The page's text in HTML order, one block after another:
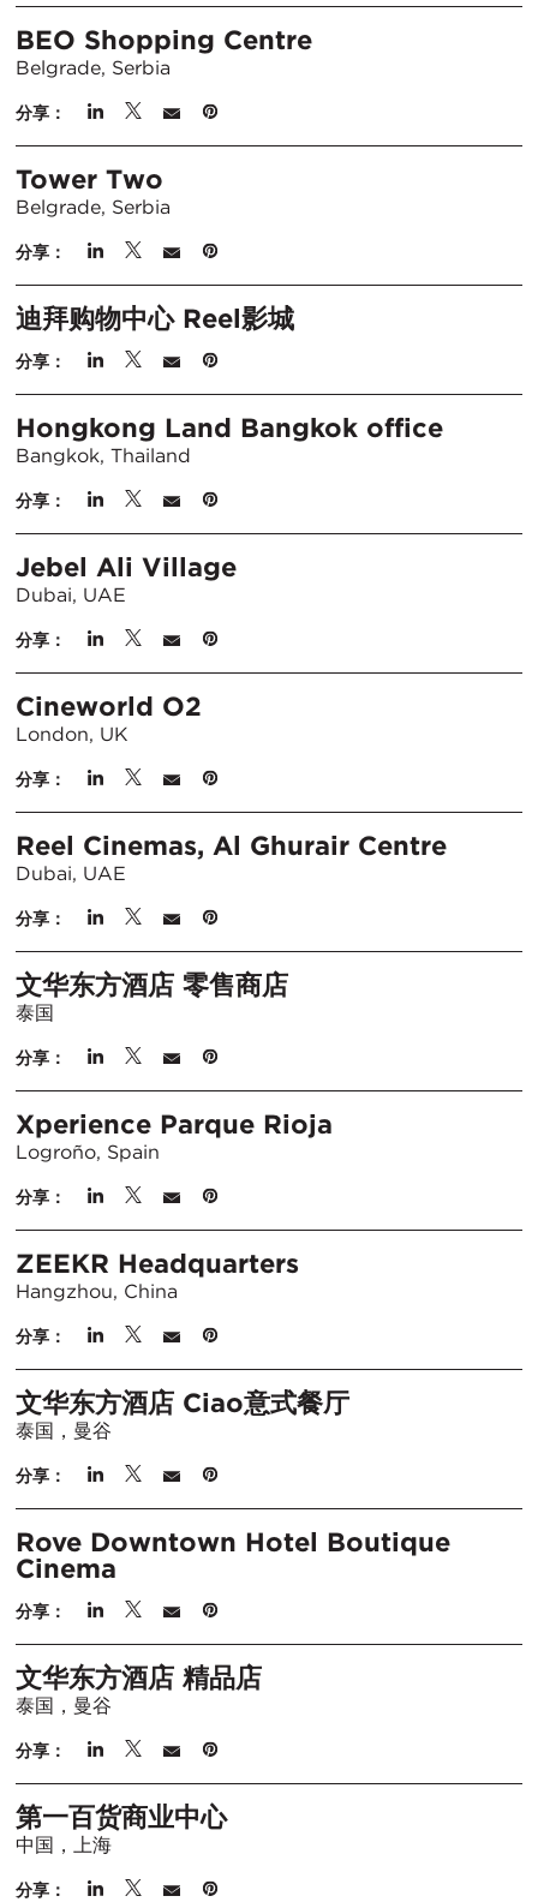
BEO Shopping Centre
Belgrade, Serbia
分享：
Tower Two
Belgrade, Serbia
分享：
迪拜购物中心 Reel影城
分享：
Hongkong Land Bangkok office
Bangkok, Thailand
分享：
Jebel Ali Village
Dubai, UAE
分享：
Cineworld O2
London, UK
分享：
Reel Cinemas, Al Ghurair Centre
Dubai, UAE
分享：
文华东方酒店 零售商店
泰国
分享：
Xperience Parque Rioja
Logroño, Spain
分享：
ZEEKR Headquarters
Hangzhou, China
分享：
文华东方酒店 Ciao意式餐厅
泰国，曼谷
分享：
Rove Downtown Hotel Boutique
Cinema
分享：
文华东方酒店 精品店
泰国，曼谷
分享：
第一百货商业中心
中国，上海
分享：